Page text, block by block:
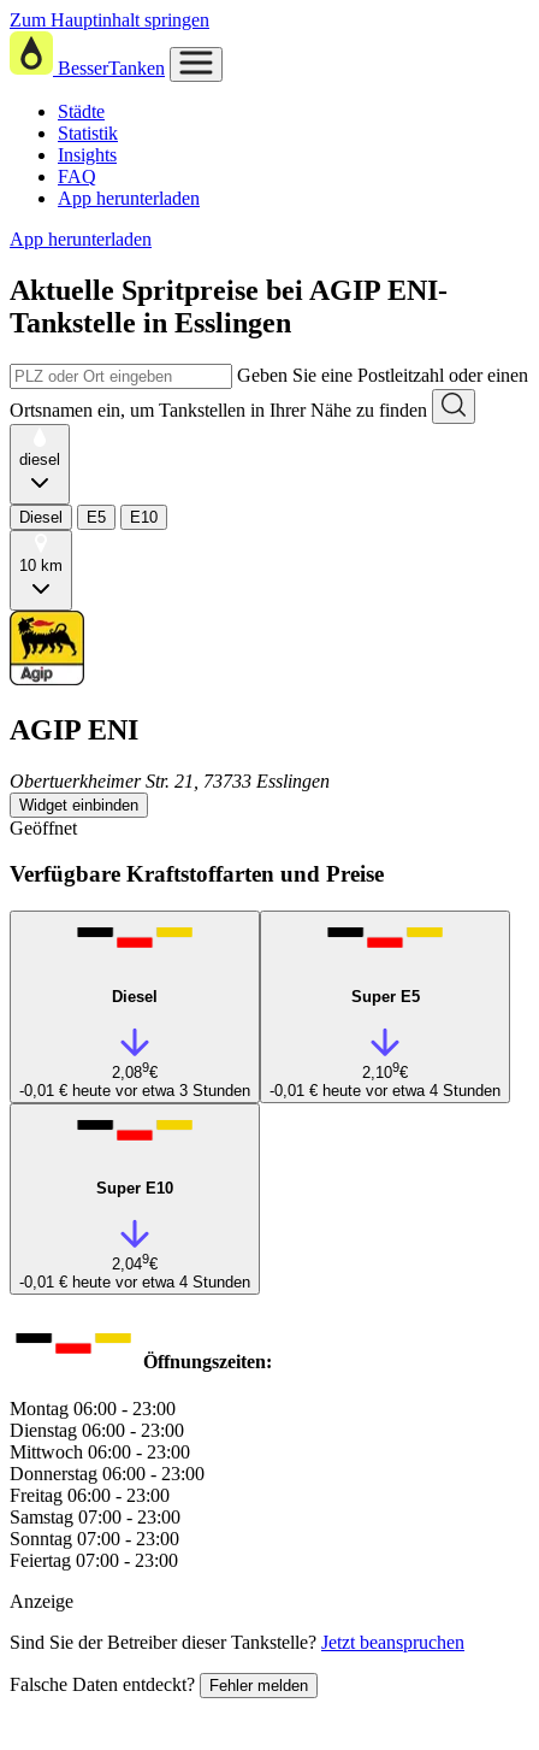
Zum Hauptinhalt springen
BesserTanken
Städte
Statistik
Insights
FAQ
App herunterladen
App herunterladen
Aktuelle Spritpreise bei AGIP ENI-
Tankstelle in Esslingen
Geben Sie eine Postleitzahl oder einen
Ortsnamen ein, um Tankstellen in Ihrer Nähe zu finden
diesel
Diesel E5 E10
10 km
AGIP ENI
Obertuerkheimer Str. 21, 73733 Esslingen
Widget einbinden
Geöffnet
Verfügbare Kraftstoffarten und Preise
Diesel
2,089€
-0,01 € heute vor etwa 3 Stunden
Super E5
2,109€
-0,01 € heute vor etwa 4 Stunden
Super E10
2,049€
-0,01 € heute vor etwa 4 Stunden
Öffnungszeiten:
Montag 06:00 - 23:00
Dienstag 06:00 - 23:00
Mittwoch 06:00 - 23:00
Donnerstag 06:00 - 23:00
Freitag 06:00 - 23:00
Samstag 07:00 - 23:00
Sonntag 07:00 - 23:00
Feiertag 07:00 - 23:00
Anzeige
Sind Sie der Betreiber dieser Tankstelle? Jetzt beanspruchen
Falsche Daten entdeckt? Fehler melden